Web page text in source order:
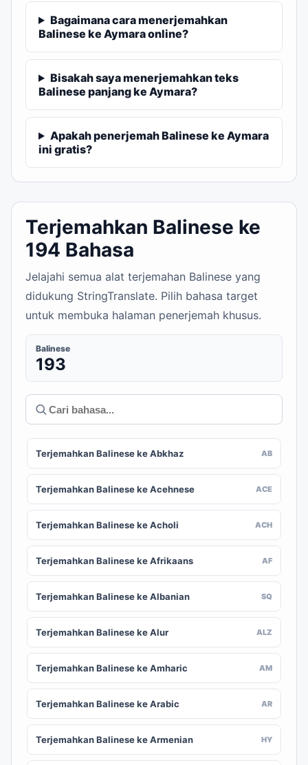
Bagaimana cara menerjemahkan
Balinese ke Aymara online?
Bisakah saya menerjemahkan teks
Balinese panjang ke Aymara?
Apakah penerjemah Balinese ke Aymara
ini gratis?
Terjemahkan Balinese ke
194 Bahasa
Jelajahi semua alat terjemahan Balinese yang
didukung StringTranslate. Pilih bahasa target
untuk membuka halaman penerjemah khusus.
Balinese
193
Terjemahkan Balinese ke Abkhaz AB
Terjemahkan Balinese ke Acehnese ACE
Terjemahkan Balinese ke Acholi ACH
Terjemahkan Balinese ke Afrikaans AF
Terjemahkan Balinese ke Albanian SQ
Terjemahkan Balinese ke Alur ALZ
Terjemahkan Balinese ke Amharic AM
Terjemahkan Balinese ke Arabic AR
Terjemahkan Balinese ke Armenian HY